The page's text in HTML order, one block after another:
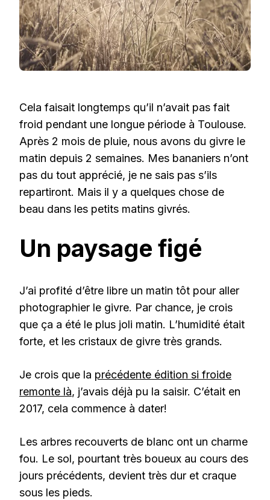
Cela faisait longtemps qu’il n’avait pas fait
froid pendant une longue période à Toulouse.
Après 2 mois de pluie, nous avons du givre le
matin depuis 2 semaines. Mes bananiers n’ont
pas du tout apprécié, je ne sais pas s’ils
repartiront. Mais il y a quelques chose de
beau dans les petits matins givrés.
Un paysage figé
J’ai profité d’être libre un matin tôt pour aller
photographier le givre. Par chance, je crois
que ça a été le plus joli matin. L’humidité était
forte, et les cristaux de givre très grands.
Je crois que la précédente édition si froide
remonte là, j’avais déjà pu la saisir. C’était en
2017, cela commence à dater!
Les arbres recouverts de blanc ont un charme
fou. Le sol, pourtant très boueux au cours des
jours précédents, devient très dur et craque
sous les pieds.